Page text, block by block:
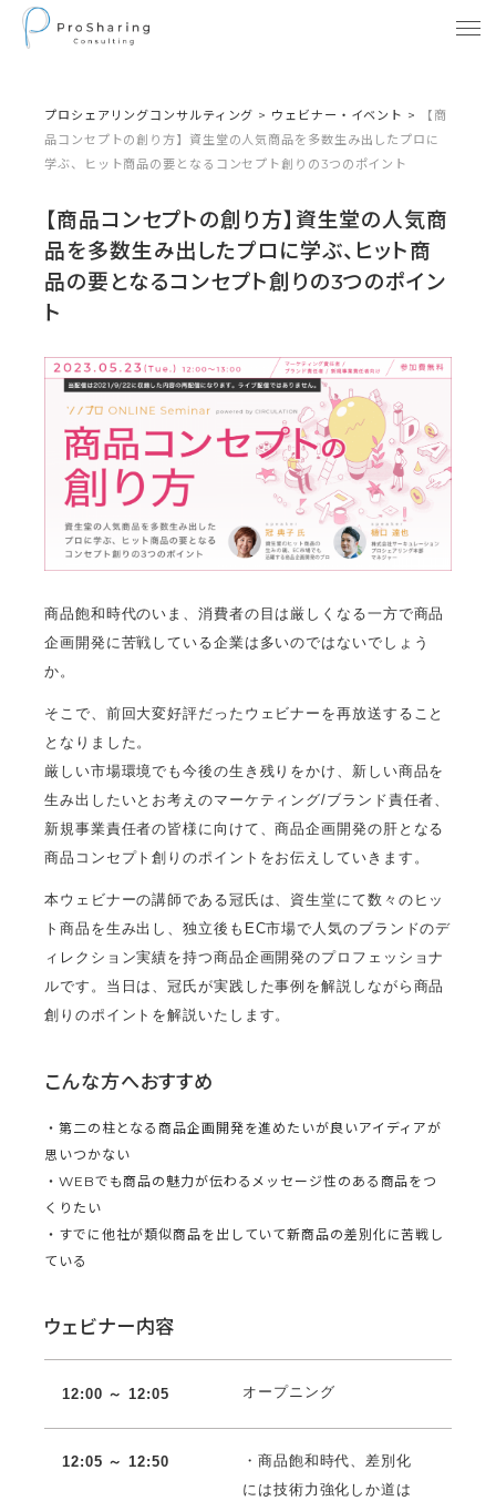
プロシェアリングコンサルティング > ウェビナー・イベント >
【商
品コンセプトの創り方】資生堂の人気商品を多数生み出したプロに
学ぶ、ヒット商品の要となるコンセプト創りの3つのポイント
【商品コンセプトの創り方】資生堂の人気商
品を多数生み出したプロに学ぶ、ヒット商
品の要となるコンセプト創りの3つのポイン
ト
商品飽和時代のいま、消費者の目は厳しくなる一方で商品
企画開発に苦戦している企業は多いのではないでしょう
か。
そこで、前回大変好評だったウェビナーを再放送すること
となりました。
厳しい市場環境でも今後の生き残りをかけ、新しい商品を
生み出したいとお考えのマーケティング/ブランド責任者、
新規事業責任者の皆様に向けて、商品企画開発の肝となる
商品コンセプト創りのポイントをお伝えしていきます。
本ウェビナーの講師である冠氏は、資生堂にて数々のヒッ
ト商品を生み出し、独立後もEC市場で人気のブランドのデ
ィレクション実績を持つ商品企画開発のプロフェッショナ
ルです。当日は、冠氏が実践した事例を解説しながら商品
創りのポイントを解説いたします。
こんな方へおすすめ
・第二の柱となる商品企画開発を進めたいが良いアイディアが
思いつかない
・WEBでも商品の魅力が伝わるメッセージ性のある商品をつ
くりたい
・すでに他社が類似商品を出していて新商品の差別化に苦戦し
ている
ウェビナー内容
12:00 ～ 12:05 オープニング
12:05 ～ 12:50
・商品飽和時代、差別化
には技術力強化しか道は